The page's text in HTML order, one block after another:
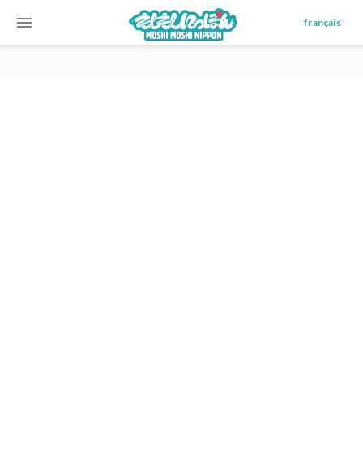
menu français